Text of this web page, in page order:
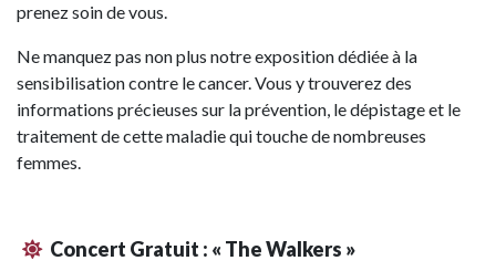
prenez soin de vous.
Ne manquez pas non plus notre exposition dédiée à la
sensibilisation contre le cancer. Vous y trouverez des
informations précieuses sur la prévention, le dépistage et le
traitement de cette maladie qui touche de nombreuses
femmes.
Concert Gratuit : « The Walkers »